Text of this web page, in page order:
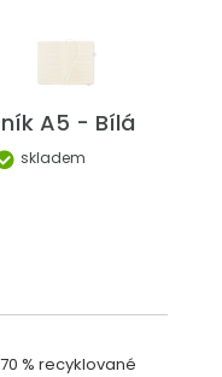
A5 - Bílá
skladem
% recyklované